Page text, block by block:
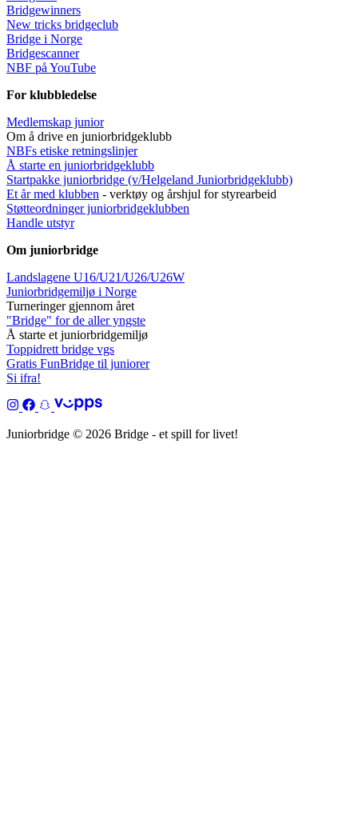
Bridgewinners
New tricks bridgeclub
Bridge i Norge
Bridgescanner
NBF på YouTube
For klubbledelse
Medlemskap junior
Om å drive en juniorbridgeklubb
NBFs etiske retningslinjer
Å starte en juniorbridgeklubb
Startpakke juniorbridge (v/Helgeland Juniorbridgeklubb)
Et år med klubben - verktøy og årshjul for styrearbeid
Støtteordninger juniorbridgeklubben
Handle utstyr
Om juniorbridge
Landslagene U16/U21/U26/U26W
Juniorbridgemiljø i Norge
Turneringer gjennom året
"Bridge" for de aller yngste
Å starte et juniorbridgemiljø
Toppidrett bridge vgs
Gratis FunBridge til juniorer
Si ifra!
Juniorbridge © 2026 Bridge - et spill for livet!